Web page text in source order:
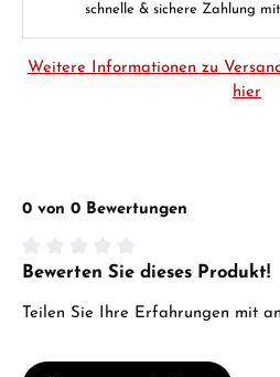
schnelle & sichere Zahlung
Weitere Informationen zu
hier
0 von 0 Bewertungen
Durchschnittliche Bewertung von 0
Bewerten Sie dieses Produkt!
Teilen Sie Ihre Erfahrungen mit